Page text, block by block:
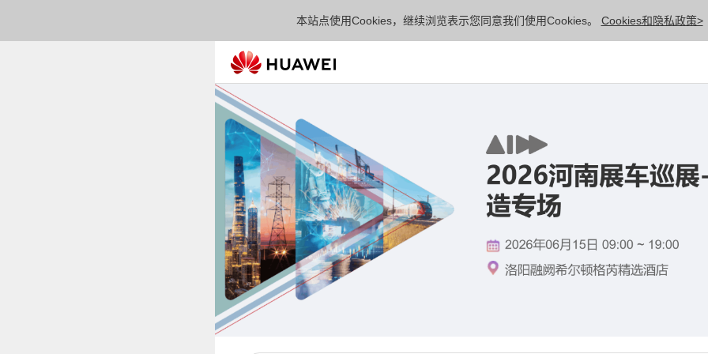
本站点使用Cookies，继续浏览表示您同意我们使用Cookies。 Cookies和隐私政策>